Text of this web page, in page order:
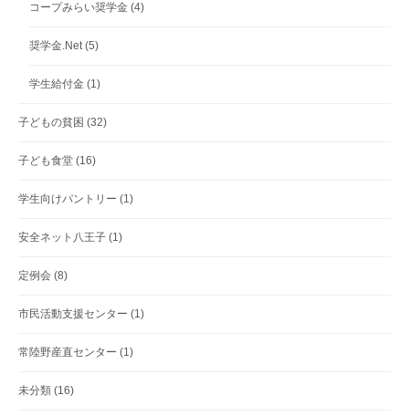
コープみらい奨学金 (4)
奨学金.Net(5)
学生給付金 (1)
子どもの貧困 (32)
子ども食堂 (16)
学生向けパントリー (1)
安全ネット八王子 (1)
定例会 (8)
市民活動支援センター (1)
常陸野産直センター (1)
未分類 (16)